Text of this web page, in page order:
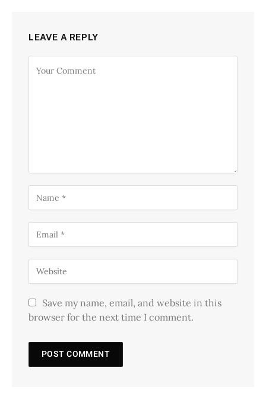
LEAVE A REPLY
Save my name, email, and website in this
browser for the next time I comment.